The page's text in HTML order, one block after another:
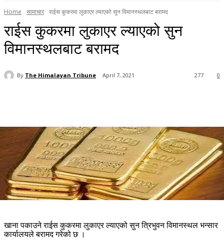
Home सामाचार राईस कुकरमा लुकाएर ल्याएको सुन विमानस्थलबाट बरामद
राईस कुकरमा लुकाएर ल्याएको सुन
विमानस्थलबाट बरामद
By The Himalayan Tribune April 7, 2021 0
277
खाना पकाउने राईस कुकरमा लुकाएर ल्याएको सुन त्रिभुवन विमानस्थल भन्सार
कार्यालयले बरामद गरेको छ ।